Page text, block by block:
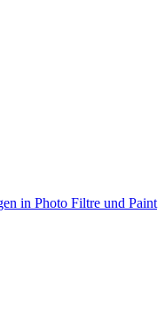
in Photo Filtre und Paint